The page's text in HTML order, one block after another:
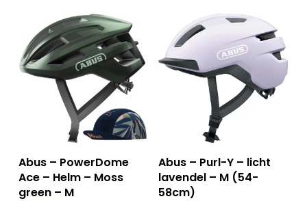
Toevoegen Aan
Winkelwagen
Abus – PowerDome
Ace – Helm – Moss
green – M
Toevoegen Aan
Winkelwagen
Abus – Purl-Y – licht
lavendel – M (54-
58cm)